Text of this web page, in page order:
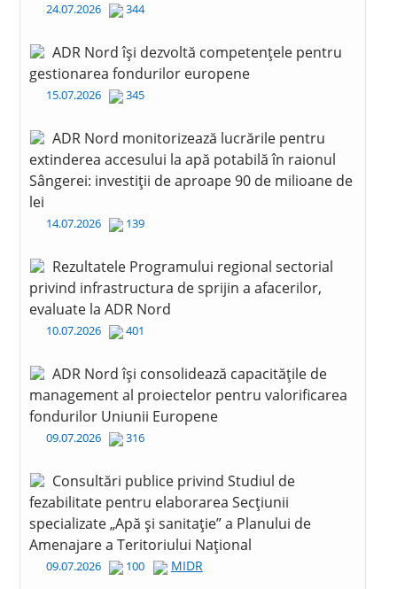
24.07.2026 344
ADR Nord își dezvoltă competențele pentru
gestionarea fondurilor europene
15.07.2026 345
ADR Nord monitorizează lucrările pentru
extinderea accesului la apă potabilă în raionul
Sângerei: investiții de aproape 90 de milioane de
lei
14.07.2026 139
Rezultatele Programului regional sectorial
privind infrastructura de sprijin a afacerilor,
evaluate la ADR Nord
10.07.2026 401
ADR Nord își consolidează capacitățile de
management al proiectelor pentru valorificarea
fondurilor Uniunii Europene
09.07.2026 316
Consultări publice privind Studiul de
fezabilitate pentru elaborarea Secțiunii
specializate „Apă și sanitație” a Planului de
Amenajare a Teritoriului Național
09.07.2026 100 MIDR